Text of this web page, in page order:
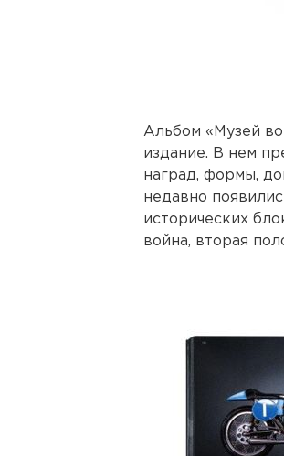
Альбом «Музей
издание. В нем
наград, формы,
недавно
исторических
война, вторая